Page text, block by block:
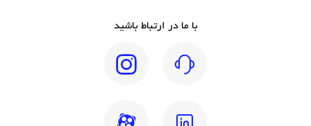
با ما در ارتباط باشید